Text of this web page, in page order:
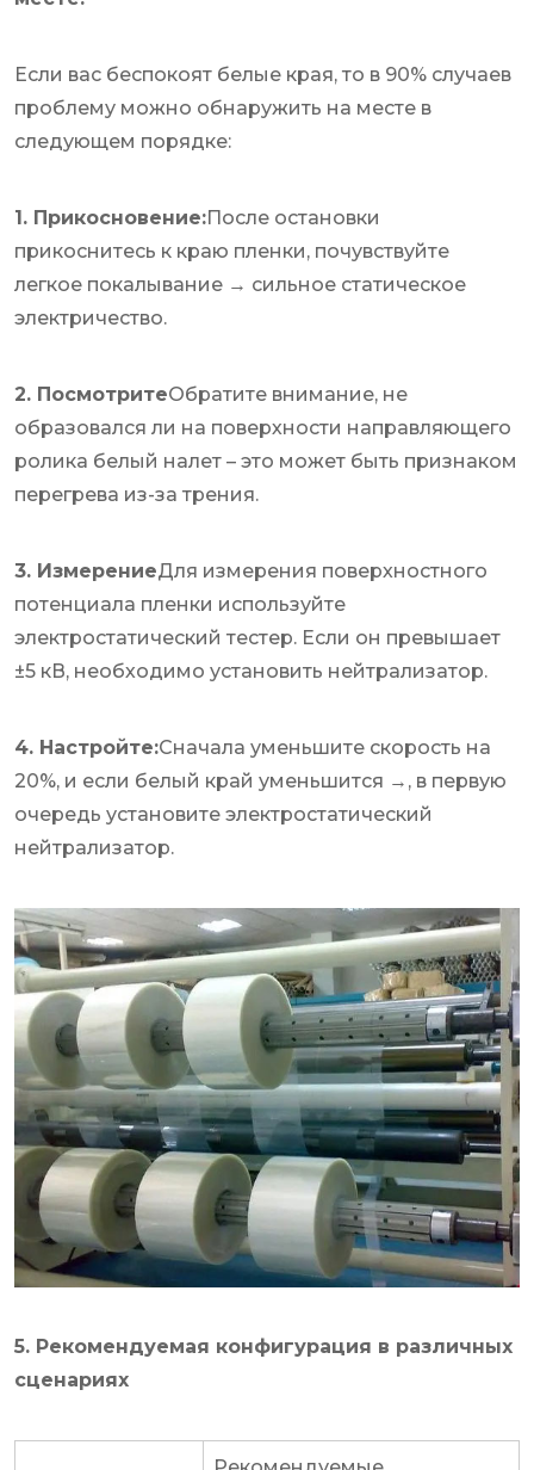
Если вас беспокоят белые края, то в 90% случаев
проблему можно обнаружить на месте в
следующем порядке:
1. Прикосновение:После остановки
прикоснитесь к краю пленки, почувствуйте
легкое покалывание → сильное статическое
электричество.
2. ПосмотритеОбратите внимание, не
образовался ли на поверхности направляющего
ролика белый налет – это может быть признаком
перегрева из-за трения.
3. ИзмерениеДля измерения поверхностного
потенциала пленки используйте
электростатический тестер. Если он превышает
±5 кВ, необходимо установить нейтрализатор.
4. Настройте:Сначала уменьшите скорость на
20%, и если белый край уменьшится →, в первую
очередь установите электростатический
нейтрализатор.
5. Рекомендуемая конфигурация в различных
сценариях